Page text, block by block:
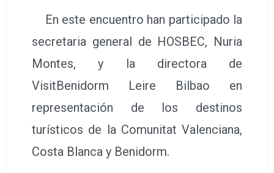
En este encuentro han participado la
secretaria general de HOSBEC, Nuria
Montes, y la directora de
VisitBenidorm Leire Bilbao en
representación de los destinos
turísticos de la Comunitat Valenciana,
Costa Blanca y Benidorm.